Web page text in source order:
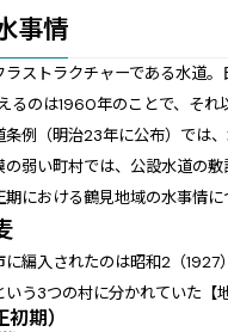
事情
ストラクチャーである水道
のは1960年のことで、それ
例（明治23年に公布）では
弱い町村では、公設水道の敷
における鶴見地域の水事情
編入されたのは昭和2（
う3つの村に分かれていた【
期）